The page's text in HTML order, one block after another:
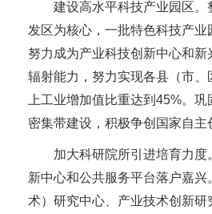
建设高水平科技产业园区。
发区为核心，一批特色科技产
努力成为产业科技创新中心和
辐射能力，努力实现各县（市
上工业增加值比重达到45%。
密集带建设，积极争创国家自主
加大科研院所引进培育力度。
新中心和公共服务平台落户嘉
术）研究中心、产业技术创新